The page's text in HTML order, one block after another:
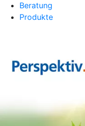
Beratung
Produkte